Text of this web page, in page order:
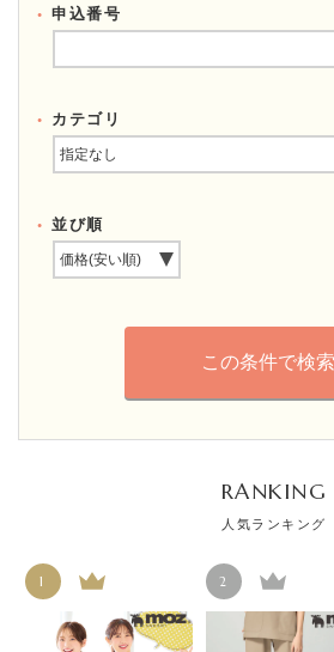
申込番号
カテゴリ
並び順
RANKING
人気ランキング
1 2